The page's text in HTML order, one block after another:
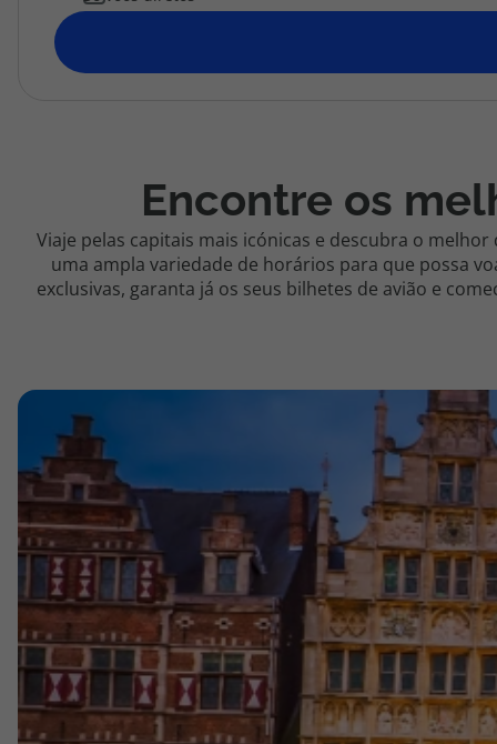
topatlantico@topatlantico.com
Encontre os
Viaje pelas capitais mais icónicas e descubra o
uma ampla variedade de horários para que possa
exclusivas, garanta já os seus bilhetes de avião e